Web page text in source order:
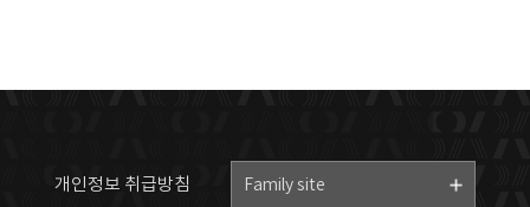
개인정보 취급방침 Family site